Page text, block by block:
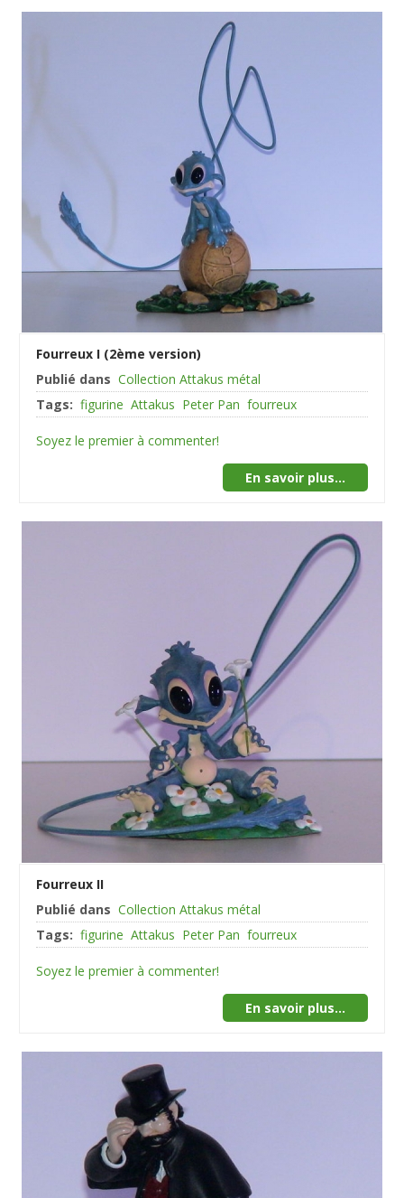
Fourreux I (2ème version)
Publié dans Collection Attakus métal
Tags: figurine Attakus Peter Pan fourreux
Soyez le premier à commenter!
En savoir plus...
Fourreux II
Publié dans Collection Attakus métal
Tags: figurine Attakus Peter Pan fourreux
Soyez le premier à commenter!
En savoir plus...